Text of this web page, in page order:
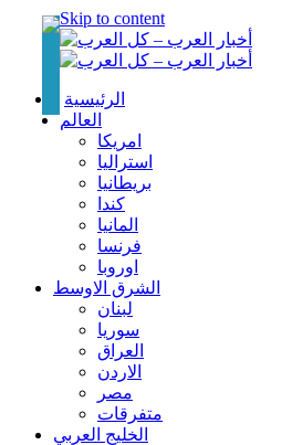
Skip to content
الرئيسية
العالم
امريكا
استراليا
بريطانيا
كندا
المانيا
فرنسا
اوروبا
الشرق الاوسط
لبنان
سوريا
العراق
الاردن
مصر
متفرقات
الخليج العربي